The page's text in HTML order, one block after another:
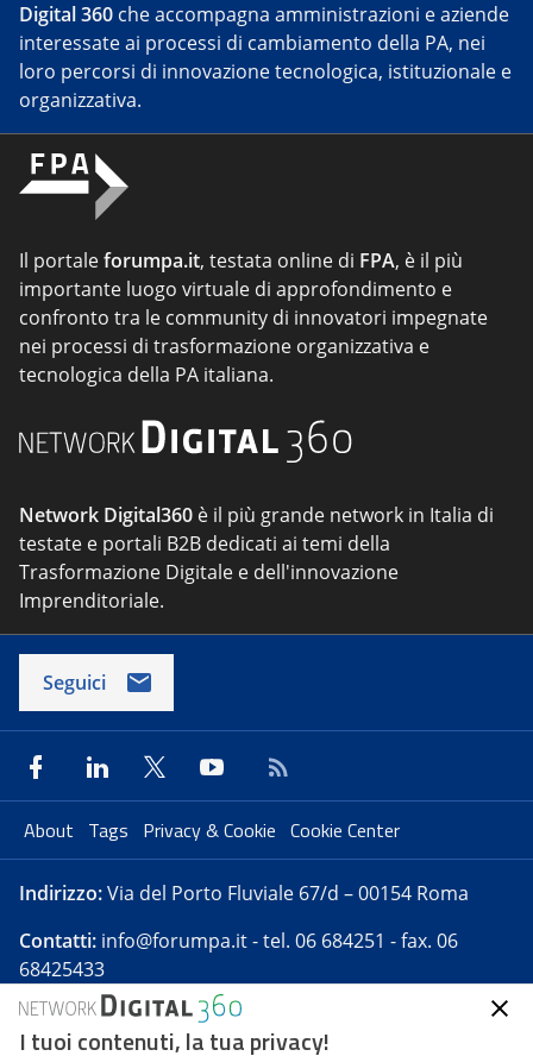
Digital 360 che accompagna amministrazioni e aziende
interessate ai processi di cambiamento della PA, nei
loro percorsi di innovazione tecnologica, istituzionale e
organizzativa.
Il portaleforumpa.it, testata online di FPA, è il più
importante luogo virtuale di approfondimento e
confronto tra le community di innovatori impegnate
nei processi di trasformazione organizzativa e
tecnologica della PA italiana.
Network Digital360 è il più grande network in Italia di
testate e portali B2B dedicati ai temi della
Trasformazione Digitale e dell'innovazione
Imprenditoriale.
Seguici
About Tags Privacy & Cookie Cookie Center
Indirizzo:Via del Porto Fluviale 67/d – 00154 Roma
Contatti: info@forumpa.it- tel. 06 684251 - fax. 06
68425433
Forumpa.itè una pubblicazione telematica iscritta
I tuoi contenuti, la tua privacy!